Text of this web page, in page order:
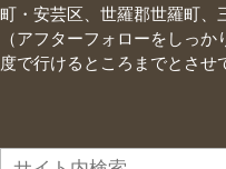
町・安芸区、世羅郡世羅町、
（アフターフォローをしっ
度で行けるところまでとさせ